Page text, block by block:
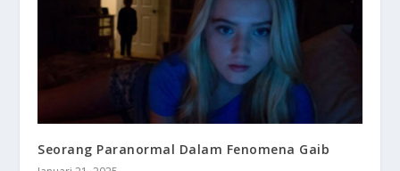
Seorang Paranormal Dalam Fenomena Gaib